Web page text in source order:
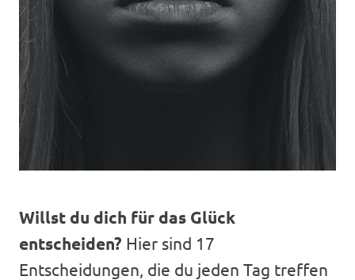
Willst du dich für das Glück
entscheiden? Hier sind 17
Entscheidungen, die du jeden Tag treffen